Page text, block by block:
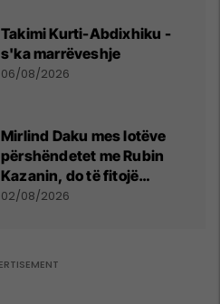
Takimi Kurti-Abdixhiku -
s'ka marrëveshje
06/08/2026
Mirlind Daku mes lotëve
përshëndetet me Rubin
Kazanin, do të fitojë
miliona te Spartak Moska
02/08/2026